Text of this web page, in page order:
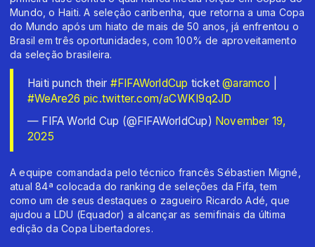
Mundo, o Haiti. A seleção caribenha, que retorna a uma Copa
do Mundo após um hiato de mais de 50 anos, já enfrentou o
Brasil em três oportunidades, com 100% de aproveitamento
da seleção brasileira.
Haiti punch their #FIFAWorldCup ticket ️@aramco
#WeAre26 pic.twitter.com/aCWKI9q2JD
— FIFA World Cup (@FIFAWorldCup) November 19,
2025
A equipe comandada pelo técnico francês Sébastien Migné,
atual 84ª colocada do ranking de seleções da Fifa, tem
como um de seus destaques o zagueiro Ricardo Adé, que
ajudou a LDU (Equador) a alcançar as semifinais da última
edição da Copa Libertadores.